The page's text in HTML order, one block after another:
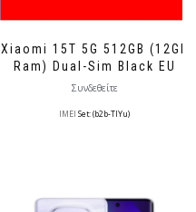
Xiaomi 15T 5G 512GB (12GB
Ram) Dual-Sim Black EU
Συνδεθείτε
IMEI Set: (b2b-TlYu)